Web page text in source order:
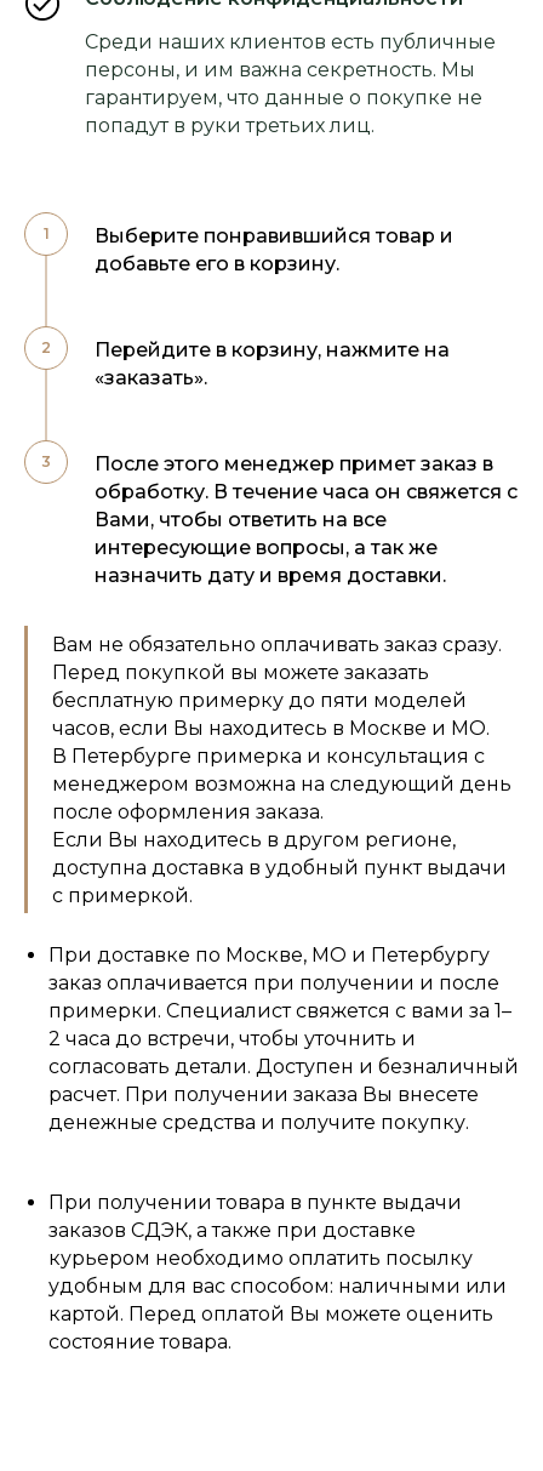
Среди наших клиентов есть публичные
персоны, и им важна секретность. Мы
гарантируем, что данные о покупке не
попадут в руки третьих лиц.
Выберите понравившийся товар и
добавьте его в корзину.
Перейдите в корзину, нажмите на
«заказать».
После этого менеджер примет заказ в
обработку. В течение часа он свяжется с
Вами, чтобы ответить на все
интересующие вопросы, а так же
назначить дату и время доставки.
Вам не обязательно оплачивать заказ сразу.
Перед покупкой вы можете заказать
бесплатную примерку до пяти моделей
часов, если Вы находитесь в Москве и МО.
В Петербурге примерка и консультация с
менеджером возможна на следующий день
после оформления заказа.
Если Вы находитесь в другом регионе,
доступна доставка в удобный пункт выдачи
с примеркой.
При доставке по Москве, МО и Петербургу
заказ оплачивается при получении и после
примерки. Специалист свяжется с вами за 1–
2 часа до встречи, чтобы уточнить и
согласовать детали. Доступен и безналичный
расчет. При получении заказа Вы внесете
денежные средства и получите покупку.
При получении товара в пункте выдачи
заказов СДЭК, а также при доставке
курьером необходимо оплатить посылку
удобным для вас способом: наличными или
картой. Перед оплатой Вы можете оценить
состояние товара.